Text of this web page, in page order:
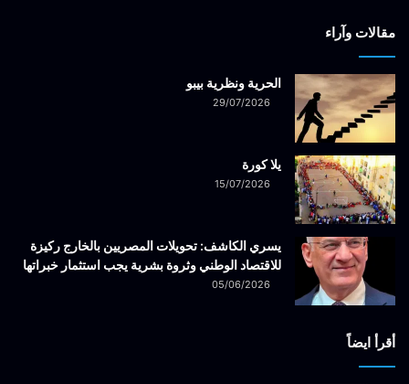
مقالات وآراء
الحرية ونظرية بيبو
29/07/2026
يلا كورة
15/07/2026
يسري الكاشف: تحويلات المصريين بالخارج ركيزة
للاقتصاد الوطني وثروة بشرية يجب استثمار خبراتها
05/06/2026
أقرأ ايضاً